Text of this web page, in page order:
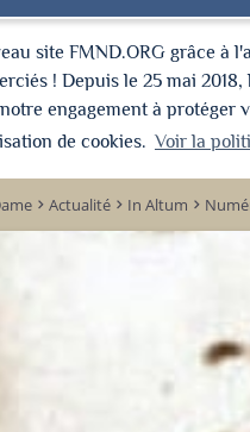
site FMND.ORG grâce à
! Depuis le 25 mai
engagement à
de cookies. Voir la
keyboard_arrow_right Actualité keyboard_arrow_right In Altum keyboard_arrow_right